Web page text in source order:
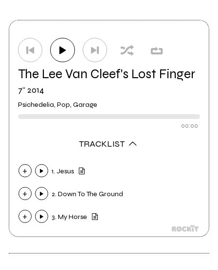
The Lee Van Cleef's Lost Finger
7" 2014
Psichedelia, Pop, Garage
00:00
TRACKLIST
1. Jesus
2. Down To The Ground
3. My Horse